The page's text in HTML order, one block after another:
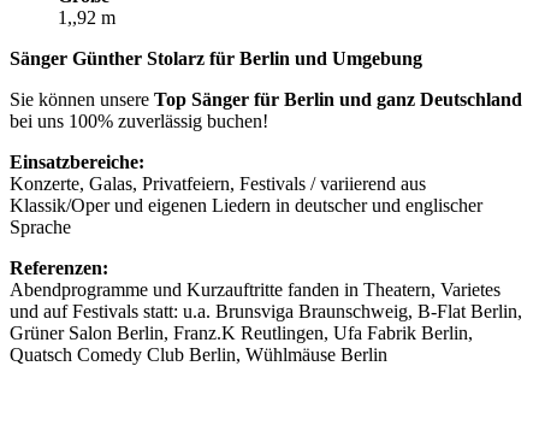
1,,92 m
Sänger Günther Stolarz für Berlin und Umgebung
Sie können unsere Top Sänger für Berlin und ganz Deutschland
bei uns 100% zuverlässig buchen!
Einsatzbereiche:
Konzerte, Galas, Privatfeiern, Festivals / variierend aus
Klassik/Oper und eigenen Liedern in deutscher und englischer
Sprache
Referenzen:
Abendprogramme und Kurzauftritte fanden in Theatern, Varietes
und auf Festivals statt: u.a. Brunsviga Braunschweig, B-Flat Berlin,
Grüner Salon Berlin, Franz.K Reutlingen, Ufa Fabrik Berlin,
Quatsch Comedy Club Berlin, Wühlmäuse Berlin